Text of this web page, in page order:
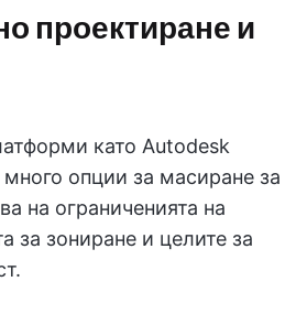
проектиране и
като Autodesk
много опции за масиране за
на ограниченията на
за зониране и целите за